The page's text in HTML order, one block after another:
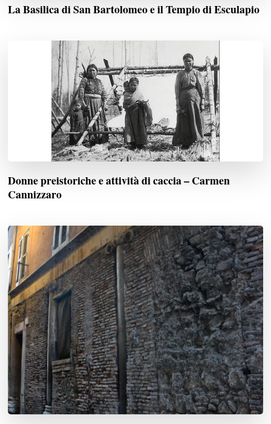
La Basilica di San Bartolomeo e il Tempio di Esculapio
Donne preistoriche e attività di caccia – Carmen
Cannizzaro